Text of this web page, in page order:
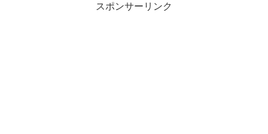
スポンサーリンク